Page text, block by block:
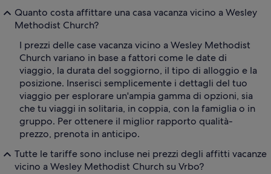
Quanto costa affittare una casa vacanza vicino a Wesley
Methodist Church?
I prezzi delle case vacanza vicino a Wesley Methodist
Church variano in base a fattori come le date di
viaggio, la durata del soggiorno, il tipo di alloggio e la
posizione. Inserisci semplicemente i dettagli del tuo
viaggio per esplorare un'ampia gamma di opzioni, sia
che tu viaggi in solitaria, in coppia, con la famiglia o in
gruppo. Per ottenere il miglior rapporto qualità-
prezzo, prenota in anticipo.
Tutte le tariffe sono incluse nei prezzi degli affitti vacanze
vicino a Wesley Methodist Church su Vrbo?